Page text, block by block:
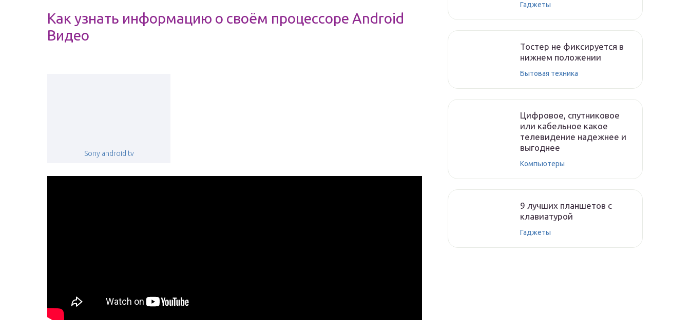
Как узнать информацию о своём процессоре Android
Видео
Sony android tv
Гаджеты
Тостер не фиксируется в
нижнем положении
Бытовая техника
Цифровое, спутниковое
или кабельное какое
телевидение надежнее и
выгоднее
Компьютеры
9 лучших планшетов с
клавиатурой
Гаджеты